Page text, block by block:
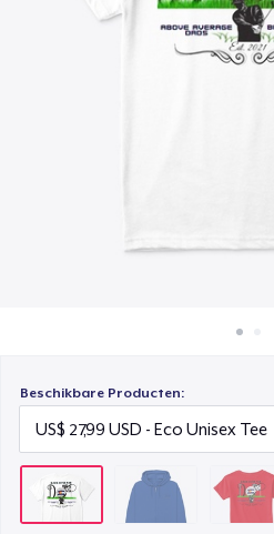
Verkoop
Beschikbare Producten:
Toddler Classic Tee
US$ 15,99
US$ 49,99
Men's Base Long
US$ 29,99